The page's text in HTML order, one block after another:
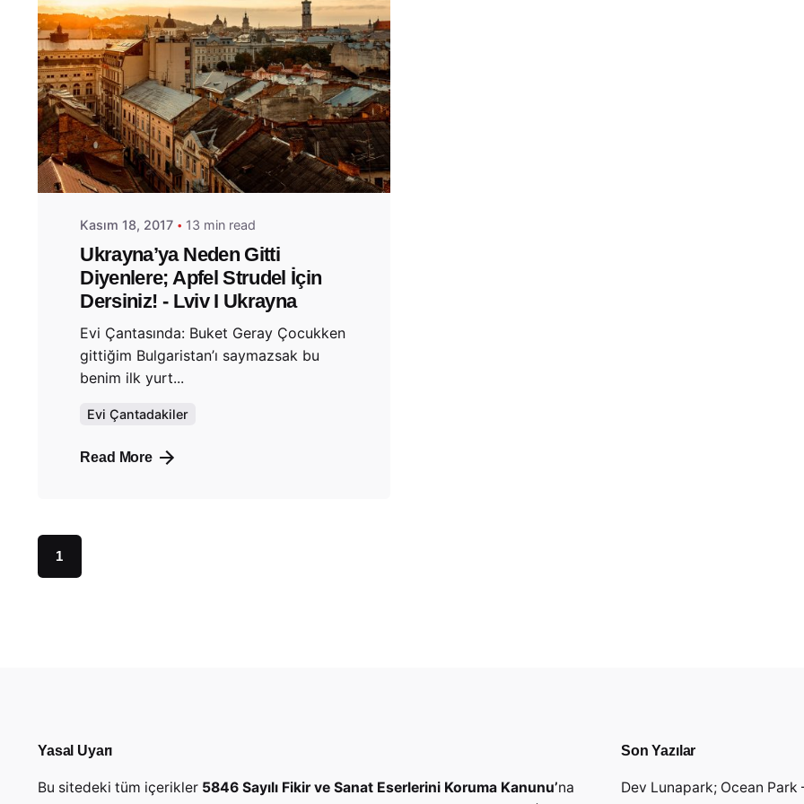
Posted by
Evim Çantada
Kasım 18, 2017 13 min read
Ukrayna’ya Neden Gitti
Diyenlere; Apfel Strudel İçin
Dersiniz! - Lviv I Ukrayna
Evi Çantasında: Buket Geray Çocukken
gittiğim Bulgaristan’ı saymazsak bu
benim ilk yurt...
Evi Çantadakiler
Read More
1
Yasal Uyarı
Bu sitedeki tüm içerikler 5846 Sayılı Fikir ve Sanat Eserlerini Koruma Kanunu’na
Son Yazılar
Dev Lunapark; Ocean Park